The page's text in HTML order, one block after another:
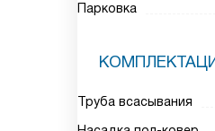
Парковка
Труба всасывания